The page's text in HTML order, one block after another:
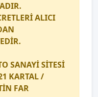
ALICI
SANAYİ SİTESİ
KARTAL /
FAR